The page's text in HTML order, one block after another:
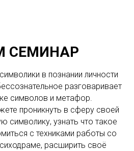
СЕМИНАР
в познании личности
разговаривает
символов и метафор.
проникнуть в сферу своей
символику, узнать что такое
с техниками работы со
расширить своё